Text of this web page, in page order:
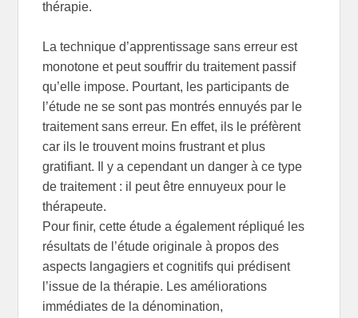
thérapie.
La technique d’apprentissage sans erreur est
monotone et peut souffrir du traitement passif
qu’elle impose. Pourtant, les participants de
l’étude ne se sont pas montrés ennuyés par le
traitement sans erreur. En effet, ils le préfèrent
car ils le trouvent moins frustrant et plus
gratifiant. Il y a cependant un danger à ce type
de traitement : il peut être ennuyeux pour le
thérapeute.
Pour finir, cette étude a également répliqué les
résultats de l’étude originale à propos des
aspects langagiers et cognitifs qui prédisent
l’issue de la thérapie. Les améliorations
immédiates de la dénomination,